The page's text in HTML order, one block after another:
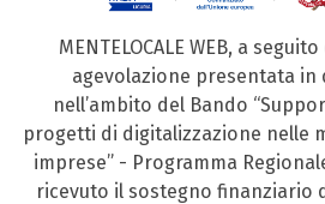
MENTELOCALE WEB, a
agevolazione presentata in
nell’ambito del Bando
progetti di digitalizzazione nelle
imprese” - Programma Regionale
ricevuto il sostegno finanziario